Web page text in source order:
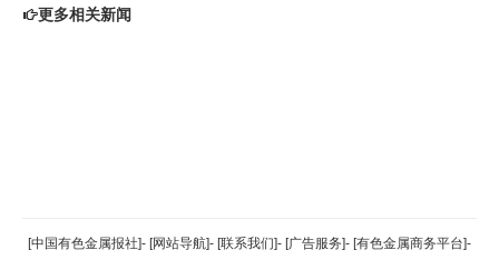
更多相关新闻
返回顶部
[中国有色金属报社]- [网站导航]- [联系我们]- [广告服务]- [有色金属商务平台]-